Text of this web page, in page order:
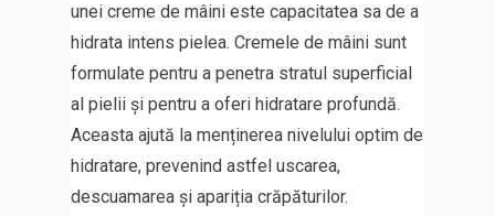
unei creme de mâini este capacitatea sa de a
hidrata intens pielea. Cremele de mâini sunt
formulate pentru a penetra stratul superficial
al pielii și pentru a oferi hidratare profundă.
Aceasta ajută la menținerea nivelului optim de
hidratare, prevenind astfel uscarea,
descuamarea și apariția crăpăturilor.